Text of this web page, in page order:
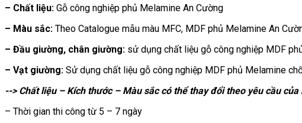
– Chất liệu: Gỗ công nghiệp phủ Melamine An Cường
– Màu sắc: Theo Catalogue mẫu màu MFC, MDF phủ Melamine An
– Đầu giường, chân giường: sử dụng chất liệu gỗ công nghiệp MDF
– Vạt giường: Sử dụng chất liệu gỗ công nghiệp MDF phủ Melamine
--> Chất liệu – Kích thước – Màu sắc có thể thay đổi theo yêu cầu của
– Thời gian thi công từ 5 – 7 ngày